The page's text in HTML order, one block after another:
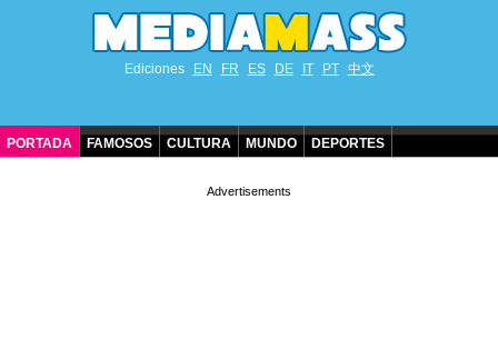
Ediciones EN FR ES DE IT PT 中文
PORTADA FAMOSOS CULTURA MUNDO DEPORTES